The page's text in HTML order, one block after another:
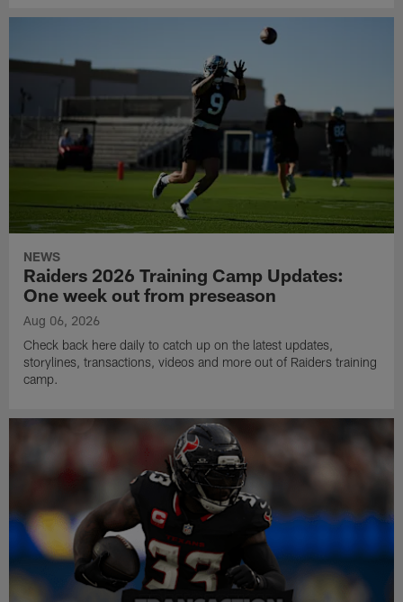
NEWS
Raiders 2026 Training Camp Updates:
One week out from preseason
Aug 06, 2026
Check back here daily to catch up on the latest updates,
storylines, transactions, videos and more out of Raiders training
camp.